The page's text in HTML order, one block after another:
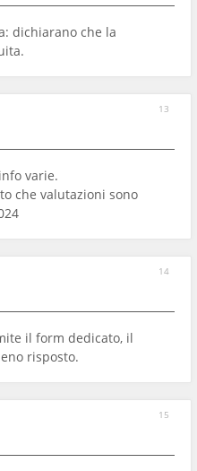
dichiarano che la
13
varie.
che valutazioni sono
14
il form dedicato, il
risposto.
15